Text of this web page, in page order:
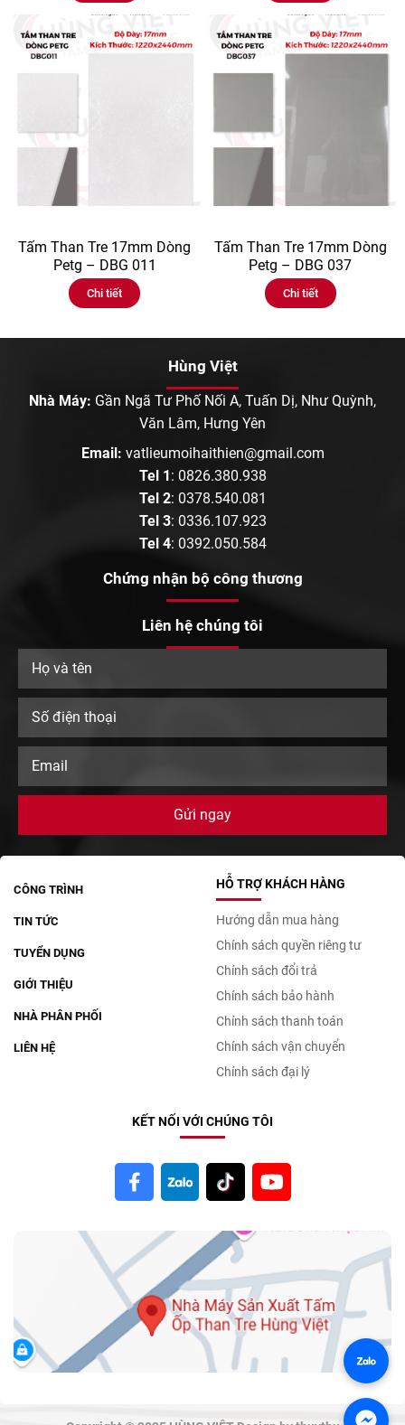
Tấm Than Tre 17mm Dòng
Petg – DBG 011
Chi tiết
Tấm Than Tre 17mm Dòng
Petg – DBG 037
Chi tiết
Hùng Việt
Nhà Máy: Gần Ngã Tư Phố Nối A, Tuấn Dị, Như Quỳnh,
Văn Lâm, Hưng Yên
Email: vatlieumoihaithien@gmail.com
Tel 1: 0826.380.938
Tel 2: 0378.540.081
Tel 3: 0336.107.923
Tel 4: 0392.050.584
Chứng nhận bộ công thương
Liên hệ chúng tôi
CÔNG TRÌNH
TIN TỨC
TUYỂN DỤNG
GIỚI THIỆU
NHÀ PHÂN PHỐI
LIÊN HỆ
HỖ TRỢ KHÁCH HÀNG
Hướng dẫn mua hàng
Chính sách quyền riêng tư
Chính sách đổi trả
Chính sách bảo hành
Chính sách thanh toán
Chính sách vận chuyển
Chính sách đại lý
KẾT NỐI VỚI CHÚNG TÔI